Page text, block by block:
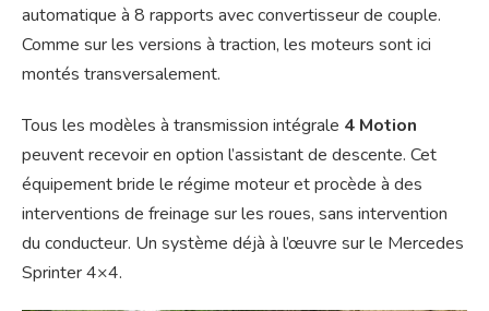
automatique à 8 rapports avec convertisseur de couple.
Comme sur les versions à traction, les moteurs sont ici
montés transversalement.
Tous les modèles à transmission intégrale 4 Motion
peuvent recevoir en option l’assistant de descente. Cet
équipement bride le régime moteur et procède à des
interventions de freinage sur les roues, sans intervention
du conducteur. Un système déjà à l’œuvre sur le Mercedes
Sprinter 4×4.